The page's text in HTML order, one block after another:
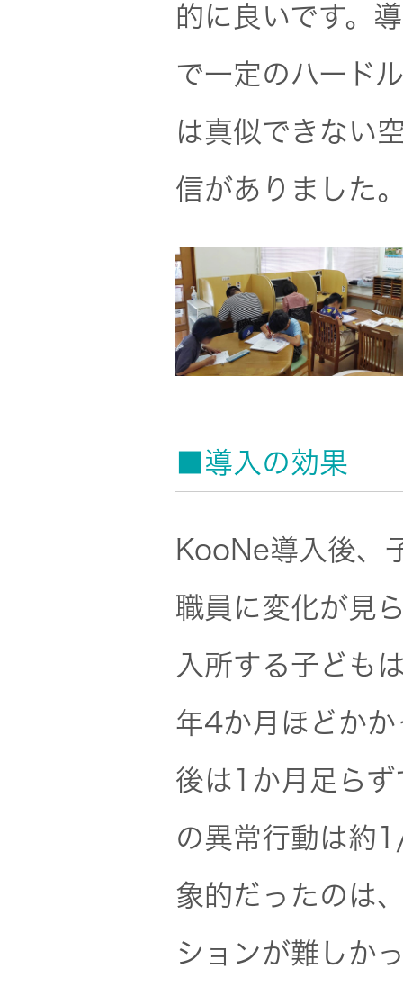
的に良いです。
で一定のハード
は真似できない
信がありました
■導入の効果
KooNe導入後、
職員に変化が見
入所する子ども
年4か月ほどか
後は1か月足ら
の異常行動は約
象的だったのは
ションが難しか